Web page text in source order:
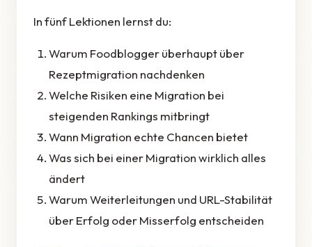
In fünf Lektionen lernst du:
Warum Foodblogger überhaupt über
Rezeptmigration nachdenken
Welche Risiken eine Migration bei
steigenden Rankings mitbringt
Wann Migration echte Chancen bietet
Was sich bei einer Migration wirklich alles
ändert
Warum Weiterleitungen und URL-Stabilität
über Erfolg oder Misserfolg entscheiden